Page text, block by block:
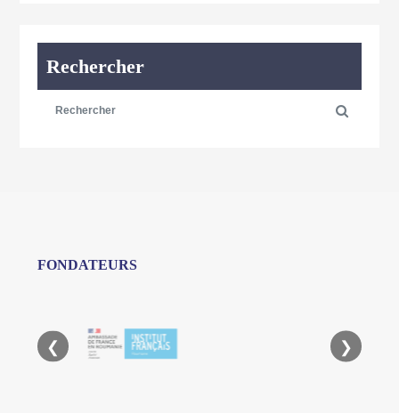
Rechercher
FONDATEURS
❮ ❯